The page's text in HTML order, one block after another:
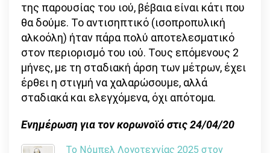
της παρουσίας του ιού, βέβαια είναι κάτι που
θα δούμε. Το αντισηπτικό (ισοπροπυλική
αλκοόλη) ήταν πάρα πολύ αποτελεσματικό
στον περιορισμό του ιού. Τους επόμενους 2
μήνες, με τη σταδιακή άρση των μέτρων, έχει
έρθει η στιγμή να χαλαρώσουμε, αλλά
σταδιακά και ελεγχόμενα, όχι απότομα.
Ενημέρωση για τον κορωνοϊό στις 24/04/20
Το Νόμπελ Λογοτεχνίας 2025 στον